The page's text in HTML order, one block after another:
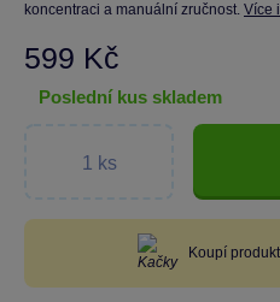
koncentraci a manuální zručnost. Více
599 Kč
poslední kus skladem
Koupí